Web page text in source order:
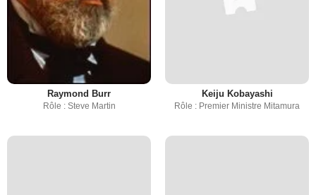
Raymond Burr
Rôle : Steve Martin
Keiju Kobayashi
Rôle : Premier Ministre Mitamura